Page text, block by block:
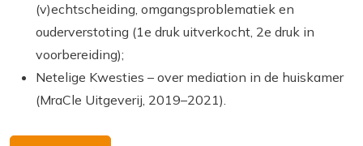
(v)echtscheiding, omgangsproblematiek en
ouderverstoting (1e druk uitverkocht, 2e druk in
voorbereiding);
Netelige Kwesties – over mediation in de huiskamer
(MraCle Uitgeverij, 2019–2021).